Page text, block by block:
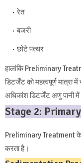
रेत
बजरी
छोटे पत्थर
हालांकि Preliminary
डिटर्जेंट को महत्वपूर्ण मात्रा में
अधिकांश डिटर्जेंट अणु पानी में
Stage 2:
Preliminary Treatment
करता है।